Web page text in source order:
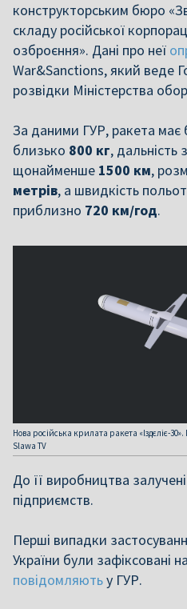
конструкторським бюро
складу російської
озброєння». Дані про неї
War&Sanctions, який веде
розвідки Міністерства
За даними ГУР, ракета має
близько 800 кг, дальність
щонайменше 1500 км,
метрів, а швидкість
приблизно 720 км/год.
Нова російська крилата ракета «Іздєліє-
Slawa TV
До її виробництва
підприємств.
Перші випадки
України були зафіксовані
повідомляютьу ГУР.